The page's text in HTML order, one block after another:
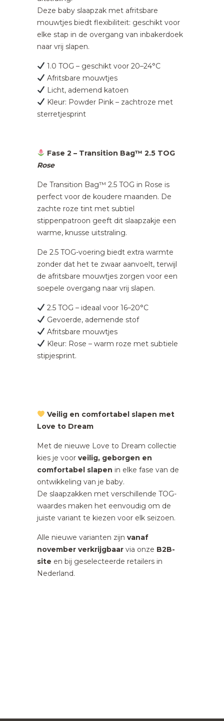
Deze baby slaapzak met afritsbare
mouwtjes biedt flexibiliteit: geschikt voor
elke stap in de overgang van inbakerdoek
naar vrij slapen.
1.0 TOG – geschikt voor 20–24°C
Afritsbare mouwtjes
Licht, ademend katoen
Kleur: Powder Pink – zachtroze met
sterretjesprint
Fase 2 – Transition Bag™ 2.5 TOG
Rose
De Transition Bag™ 2.5 TOG in Rose is
perfect voor de koudere maanden. De
zachte roze tint met subtiel
stippenpatroon geeft dit slaapzakje een
warme, knusse uitstraling.
De 2.5 TOG-voering biedt extra warmte
zonder dat het te zwaar aanvoelt, terwijl
de afritsbare mouwtjes zorgen voor een
soepele overgang naar vrij slapen.
2.5 TOG – ideaal voor 16–20°C
Gevoerde, ademende stof
Afritsbare mouwtjes
Kleur: Rose – warm roze met subtiele
stipjesprint.
Veilig en comfortabel slapen met
Love to Dream
Met de nieuwe Love to Dream collectie
kies je voor veilig, geborgen en
comfortabel slapen in elke fase van de
ontwikkeling van je baby.
De slaapzakken met verschillende TOG-
waardes maken het eenvoudig om de
juiste variant te kiezen voor elk seizoen.
Alle nieuwe varianten zijn vanaf
november verkrijgbaar via onze B2B-
site en bij geselecteerde retailers in
Nederland.